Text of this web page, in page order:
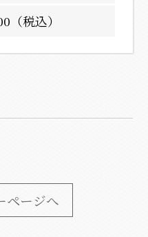
（税込）
ページへ